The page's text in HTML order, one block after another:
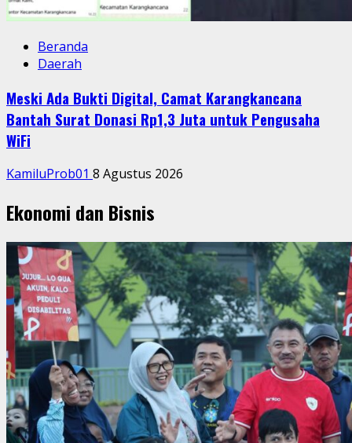
Beranda
Daerah
Meski Ada Bukti Digital, Camat Karangkancana
Bantah Surat Donasi Rp1,3 Juta untuk Pengusaha
WiFi
KamiluProb01 8 Agustus 2026
Ekonomi dan Bisnis